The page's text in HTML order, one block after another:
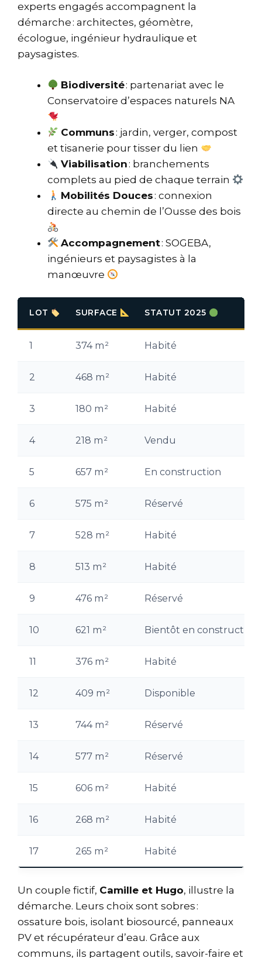
experts engagés accompagnent la
démarche : architectes, géomètre,
écologue, ingénieur hydraulique et
paysagistes.
Biodiversité: partenariat avec le
Conservatoire d’espaces naturels NA
Communs : jardin, verger, compost
et tisanerie pour tisser du lien
Viabilisation : branchements
complets au pied de chaque terrain
Mobilités Douces : connexion
directe au chemin de l’Ousse des bois
Accompagnement: SOGEBA,
ingénieurs et paysagistes à la
manœuvre
LOT SURFACE STATUT 2025
1 374 m² Habité
2 468 m² Habité
3 180 m² Habité
4 218 m² Vendu
5 657 m² En construction
6 575 m² Réservé
7 528 m² Habité
8 513 m² Habité
9 476 m² Réservé
10 621 m² Bientôt en construction
11 376 m² Habité
12 409 m² Disponible
13 744 m² Réservé
14 577 m² Réservé
15 606 m² Habité
16 268 m² Habité
17 265 m² Habité
Un couple fictif, Camille et Hugo, illustre la
démarche. Leurs choix sont sobres :
ossature bois, isolant biosourcé, panneaux
PV et récupérateur d’eau. Grâce aux
communs, ils partagent outils, savoir-faire et